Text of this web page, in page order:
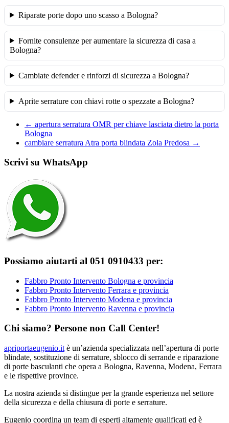
Riparate porte dopo uno scasso a Bologna?
Fornite consulenze per aumentare la sicurezza di casa a
Bologna?
Cambiate defender e rinforzi di sicurezza a Bologna?
Aprite serrature con chiavi rotte o spezzate a Bologna?
← apertura serratura OMR per chiave lasciata dietro la porta
Bologna
cambiare serratura Atra porta blindata Zola Predosa →
Scrivi su WhatsApp
Possiamo aiutarti al 051 0910433 per:
Fabbro Pronto Intervento Bologna e provincia
Fabbro Pronto Intervento Ferrara e provincia
Fabbro Pronto Intervento Modena e provincia
Fabbro Pronto Intervento Ravenna e provincia
Chi siamo? Persone non Call Center!
apriportaeugenio.it è un’azienda specializzata nell’apertura di porte
blindate, sostituzione di serrature, sblocco di serrande e riparazione
di porte basculanti che opera a Bologna, Ravenna, Modena, Ferrara
e le rispettive province.
La nostra azienda si distingue per la grande esperienza nel settore
della sicurezza e della chiusura di porte e serrature.
Eugenio coordina un team di esperti altamente qualificati ed è